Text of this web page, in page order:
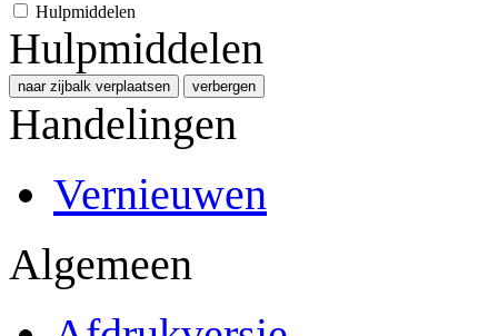
Hulpmiddelen
Hulpmiddelen
naar zijbalk verplaatsen verbergen
Handelingen
Vernieuwen
Algemeen